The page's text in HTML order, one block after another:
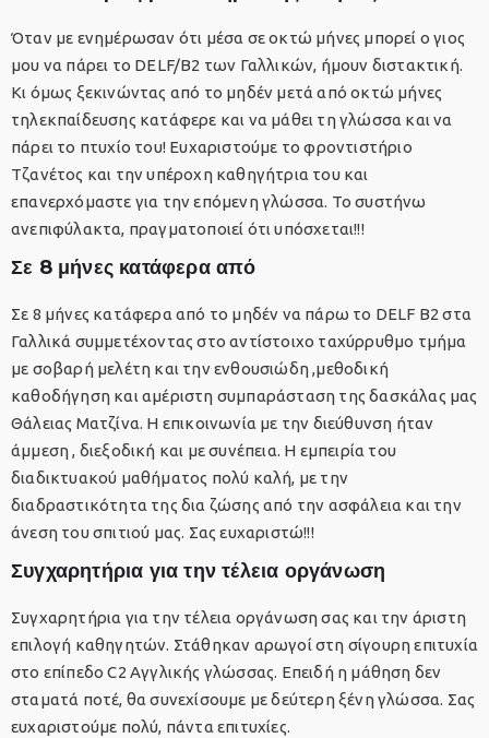
Όταν με ενημέρωσαν ότι μέσα σε οκτώ μήνες μπορεί ο γιος
μου να πάρει το DELF/B2 των Γαλλικών, ήμουν διστακτική.
Κι όμως ξεκινώντας από το μηδέν μετά από οκτώ μήνες
τηλεκπαίδευσης κατάφερε και να μάθει τη γλώσσα και να
πάρει το πτυχίο του! Ευχαριστούμε το φροντιστήριο
Τζανέτος και την υπέροχη καθηγήτρια του και
επανερχόμαστε για την επόμενη γλώσσα. Το συστήνω
ανεπιφύλακτα, πραγματοποιεί ότι υπόσχεται!!!
Σε 8 μήνες κατάφερα από
Σε 8 μήνες κατάφερα από το μηδέν να πάρω το DELF B2 στα
Γαλλικά συμμετέχοντας στο αντίστοιχο ταχύρρυθμο τμήμα
με σοβαρή μελέτη και την ενθουσιώδη ,μεθοδική
καθοδήγηση και αμέριστη συμπαράσταση της δασκάλας μας
Θάλειας Ματζίνα. Η επικοινωνία με την διεύθυνση ήταν
άμμεση , διεξοδική και με συνέπεια. Η εμπειρία του
διαδικτυακού μαθήματος πολύ καλή, με την
διαδραστικότητα της δια ζώσης από την ασφάλεια και την
άνεση του σπιτιού μας. Σας ευχαριστώ!!!
Συγχαρητήρια για την τέλεια οργάνωση
Συγχαρητήρια για την τέλεια οργάνωση σας και την άριστη
επιλογή καθηγητών. Στάθηκαν αρωγοί στη σίγουρη επιτυχία
στο επίπεδο C2 Αγγλικής γλώσσας. Επειδή η μάθηση δεν
σταματά ποτέ, θα συνεχίσουμε με δεύτερη ξένη γλώσσα. Σας
ευχαριστούμε πολύ, πάντα επιτυχίες.